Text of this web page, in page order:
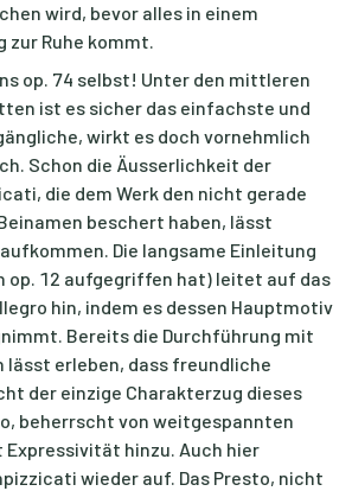
wird, bevor alles in einem
zur Ruhe kommt.
op. 74 selbst! Unter den mittleren
ist es sicher das einfachste und
wirkt es doch vornehmlich
Schon die Äusserlichkeit der
die dem Werk den nicht gerade
beschert haben, lässt
Die langsame Einleitung
op. 12 aufgegriffen hat) leitet auf das
hin, indem es dessen Hauptmotiv
Bereits die Durchführung mit
lässt erleben, dass freundliche
der einzige Charakterzug dieses
beherrscht von weitgespannten
hinzu. Auch hier
wieder auf. Das Presto, nicht